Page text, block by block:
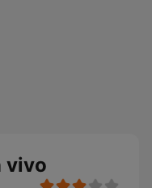
vivo